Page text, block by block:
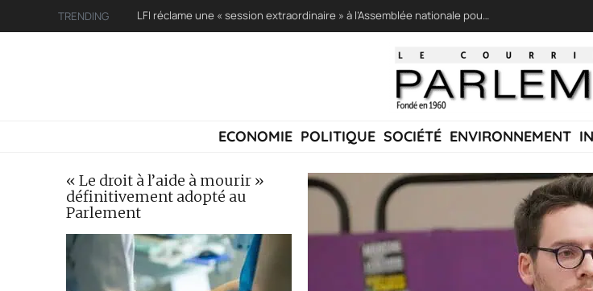
TRENDING LFI réclame une « session extraordinaire » à l’Assemblée nationale pour lutter contre les incendies
ECONOMIE POLITIQUE SOCIÉTÉ ENVIRONNEMENT
« Le droit à l’aide à mourir »
définitivement adopté au
Parlement